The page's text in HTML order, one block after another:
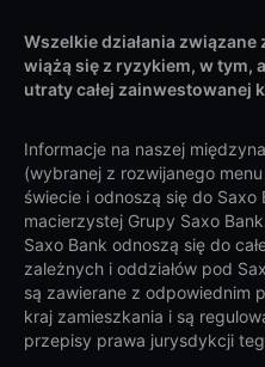
Wszelkie działania
wiążą się z ryzykiem, w tym,
utraty całej zainwestowanej
Informacje na naszej
(wybranej z rozwijanego
świecie i odnoszą się do Saxo
macierzystej Grupy Saxo
Saxo Bank odnoszą się do
zależnych i oddziałów pod
są zawierane z odpowiednim
kraj zamieszkania i są
przepisy prawa jurysdykcji